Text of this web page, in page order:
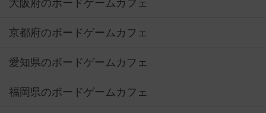
大阪府のボードゲームカフェ
京都府のボードゲームカフェ
愛知県のボードゲームカフェ
福岡県のボードゲームカフェ